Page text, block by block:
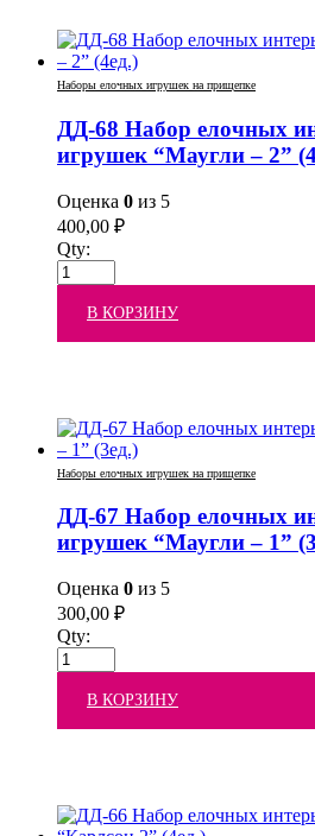
Наборы елочных игрушек на прищепке
ДД-68 Набор елочных
игрушек “Маугли – 2”
Оценка 0 из 5
400,00 ₽
Qty:
В КОРЗИНУ
Наборы елочных игрушек на прищепке
ДД-67 Набор елочных
игрушек “Маугли – 1”
Оценка 0 из 5
300,00 ₽
Qty:
В КОРЗИНУ